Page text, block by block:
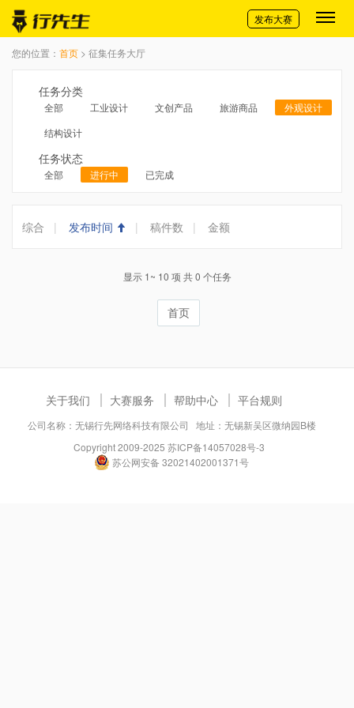
切换导航
发布大赛
您的位置： 首页 > 征集任务大厅
任务分类
全部 工业设计 文创产品 旅游商品
外观设计
结构设计
任务状态
全部 进行中 已完成
综合 | 发布时间 | 稿件数 | 金额
显示 1~ 10 项 共 0 个任务
首页
关于我们 大赛服务 帮助中心 平台规则
公司名称：无锡行先网络科技有限公司 地址：无锡新吴区微纳园B楼
Copyright 2009-2025 苏ICP备14057028号-3
苏公网安备 32021402001371号